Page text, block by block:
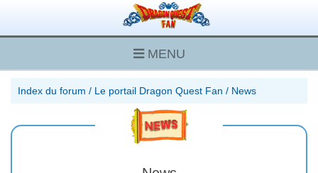
MENU
Index du forum / Le portail Dragon Quest Fan / News